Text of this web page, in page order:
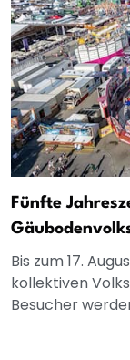
Fünfte
Bis zum 17.
kollektiven
Besucher